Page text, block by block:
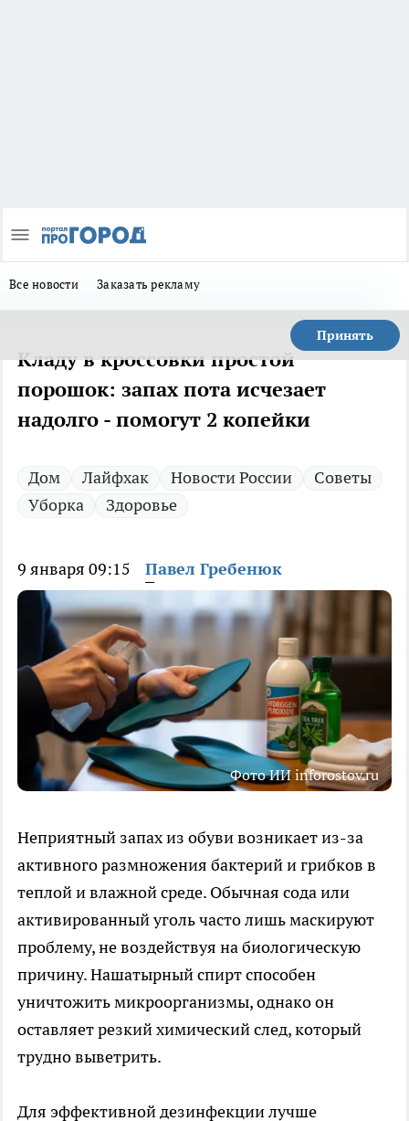
Все новости Заказать рекламу
Принять
Кладу в кроссовки простой
порошок: запах пота исчезает
надолго - помогут 2 копейки
Дом Лайфхак Новости России
Советы
Уборка
Здоровье
9 января 09:15 Павел Гребенюк
Фото ИИ inforostov.ru
Неприятный запах из обуви возникает из-за
активного размножения бактерий и грибков в
теплой и влажной среде. Обычная сода или
активированный уголь часто лишь маскируют
проблему, не воздействуя на биологическую
причину. Нашатырный спирт способен
уничтожить микроорганизмы, однако он
оставляет резкий химический след, который
трудно выветрить.
Для эффективной дезинфекции лучше